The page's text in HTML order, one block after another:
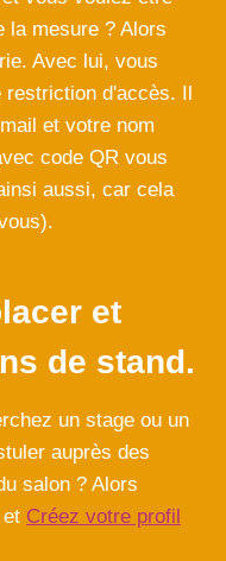
la mesure ? Alors
Avec lui, vous
restriction d'accès. Il
et votre nom
code QR vous
aussi, car cela
et
de stand.
un stage ou un
auprès des
salon ? Alors
Créez votre profil